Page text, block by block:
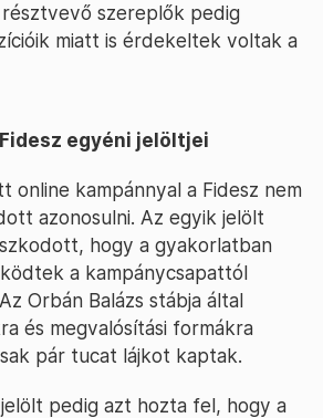
szereplők pedig
miatt is érdekeltek voltak a
egyéni jelöltjei
online kampánnyal a Fidesz nem
azonosulni. Az egyik jelölt
hogy a gyakorlatban
a kampánycsapattól
Orbán Balázs stábja által
és megvalósítási formákra
pár tucat lájkot kaptak.
pedig azt hozta fel, hogy a